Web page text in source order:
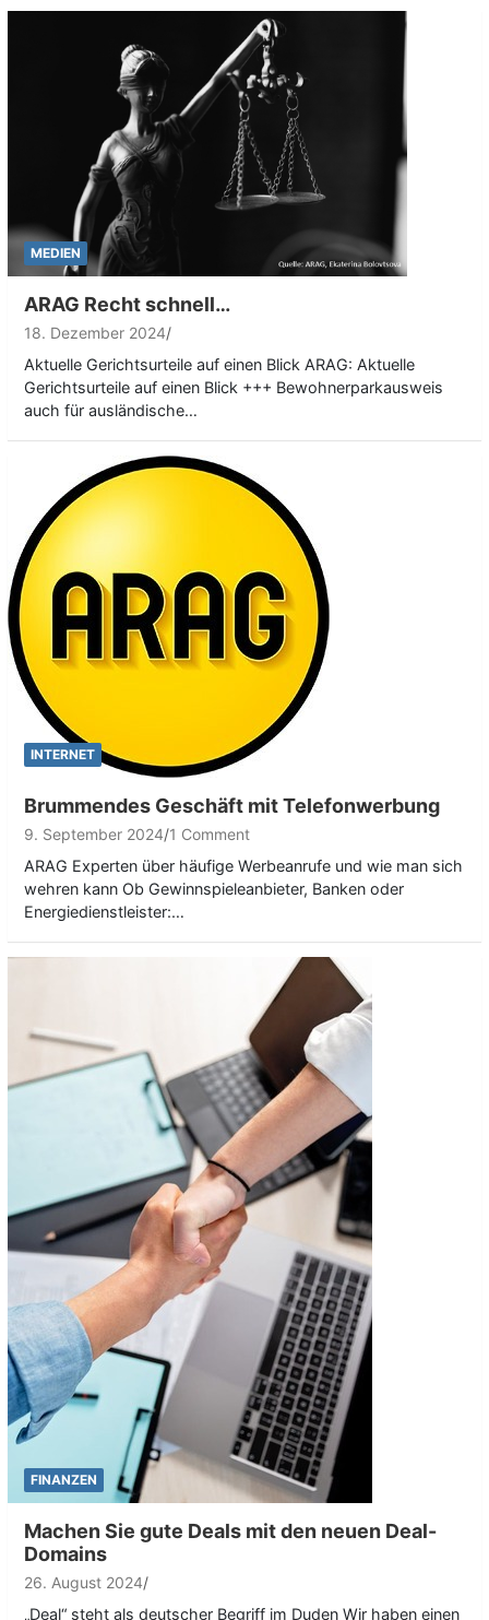
MEDIEN
ARAG Recht schnell…
18. Dezember 2024
Aktuelle Gerichtsurteile auf einen Blick ARAG: Aktuelle
Gerichtsurteile auf einen Blick +++ Bewohnerparkausweis
auch für ausländische…
INTERNET
Brummendes Geschäft mit Telefonwerbung
9. September 2024 1 Comment
ARAG Experten über häufige Werbeanrufe und wie man sich
wehren kann Ob Gewinnspieleanbieter, Banken oder
Energiedienstleister:…
FINANZEN
Machen Sie gute Deals mit den neuen Deal-
Domains
26. August 2024
„Deal“ steht als deutscher Begriff im Duden Wir haben einen